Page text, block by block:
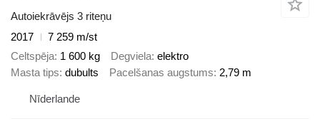
Autoiekrāvējs 3 riteņu
2017
7 259 m/st
Celtspēja 1 600 kg Degviela elektro
Masta tips dubults Pacelšanas augstums 2,79 m
Nīderlande